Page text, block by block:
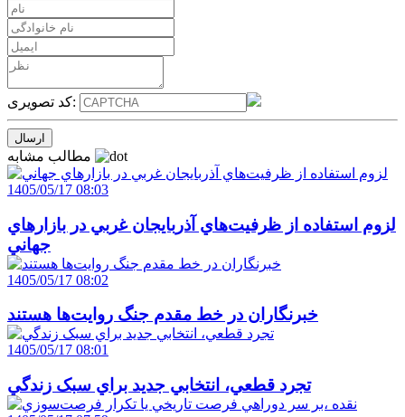
کد تصویری:
1405/05/17 08:03
لزوم استفاده از ظرفيت‌هاي آذربايجان غربي در بازارهاي
جهاني
1405/05/17 08:02
خبرنگاران در خط مقدم جنگ روايت‌ها هستند
1405/05/17 08:01
تجرد قطعي، انتخابي جديد براي سبک زندگي